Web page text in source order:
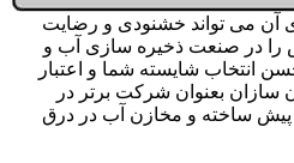
آن می تواند خشنودی و رضایت
در صنعت ذخیره سازی آب و
انتخاب شایسته شما و اعتبار
بعنوان شرکت برتر در
ساخته و مخازن آب در درق